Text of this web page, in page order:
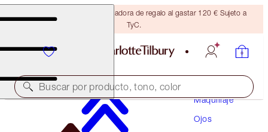
Consigue una brocha bronceadora de regalo al gastar 120 € Sujeto a
TyC.
Buscar por producto, tono, color
Maquillaje
Ojos